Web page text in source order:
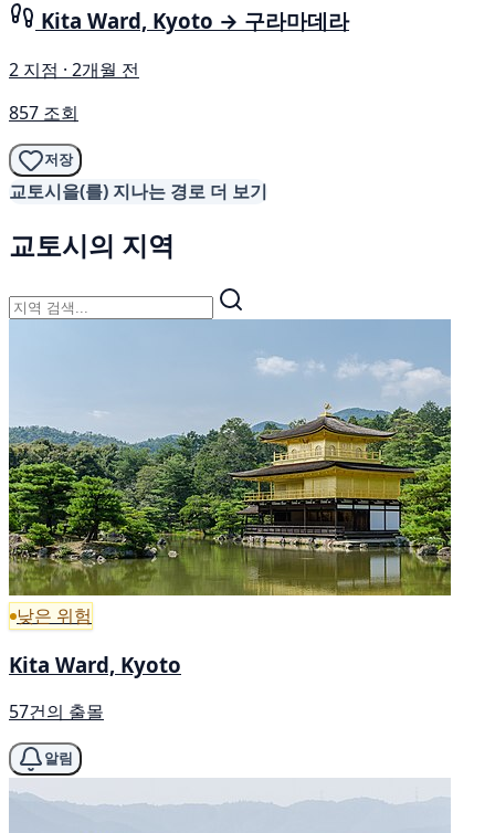
Kita Ward, Kyoto → 구라마데라
2 지점 · 2개월 전
857 조회
저장
교토시을(를) 지나는 경로 더 보기
교토시의 지역
낮은 위험
Kita Ward, Kyoto
57건의 출몰
알림